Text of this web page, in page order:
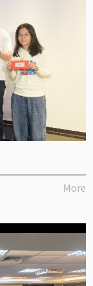
More